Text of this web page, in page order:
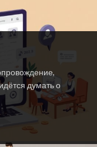
думать о